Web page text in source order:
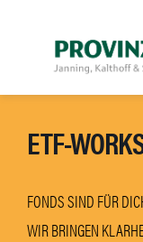
ETF-
FONDS SIND FÜR
WIR BRINGEN